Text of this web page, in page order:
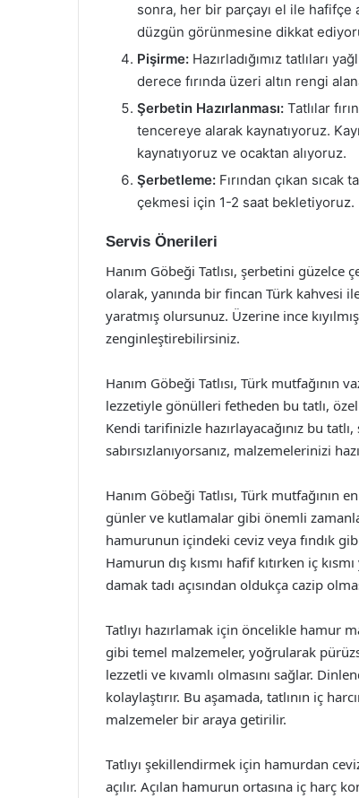
sonra, her bir parçayı el ile hafifçe
düzgün görünmesine dikkat
Pişirme: Hazırladığımız tatlıları
derece fırında üzeri altın rengi
Şerbetin Hazırlanması: Tatlılar
tencereye alarak kaynatıyoruz.
kaynatıyoruz ve ocaktan alıyoruz.
Şerbetleme: Fırından çıkan
çekmesi için 1-2 saat bekletiyoruz.
Servis Önerileri
Hanım Göbeği Tatlısı, şerbetini güzelce
olarak, yanında bir fincan Türk kahvesi
yaratmış olursunuz. Üzerine ince
zenginleştirebilirsiniz.
Hanım Göbeği Tatlısı, Türk mutfağının
lezzetiyle gönülleri fetheden bu tatlı,
Kendi tarifinizle hazırlayacağınız bu
sabırsızlanıyorsanız, malzemelerinizi
Hanım Göbeği Tatlısı, Türk mutfağının
günler ve kutlamalar gibi önemli
hamurunun içindeki ceviz veya fındık
Hamurun dış kısmı hafif kıtırken iç
damak tadı açısından oldukça cazip
Tatlıyı hazırlamak için öncelikle
gibi temel malzemeler, yoğrularak
lezzetli ve kıvamlı olmasını sağlar.
kolaylaştırır. Bu aşamada, tatlının iç
malzemeler bir araya getirilir.
Tatlıyı şekillendirmek için hamurdan
açılır. Açılan hamurun ortasına iç harç